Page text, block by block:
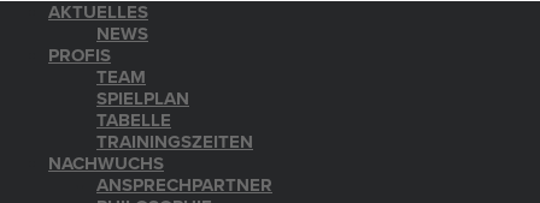
AKTUELLES
NEWS
PROFIS
TEAM
SPIELPLAN
TABELLE
TRAININGSZEITEN
NACHWUCHS
ANSPRECHPARTNER